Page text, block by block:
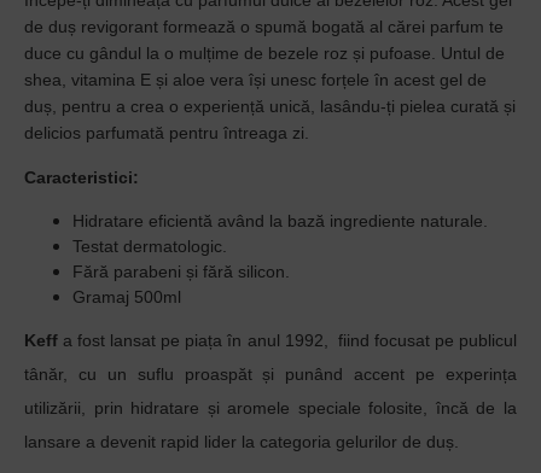
de duș revigorant formează o spumă bogată al cărei parfum te
duce cu gândul la o mulțime de bezele roz și pufoase. Untul de
shea, vitamina E și aloe vera își unesc forțele în acest gel de
duș, pentru a crea o experiență unică, lasându-ți pielea curată și
delicios parfumată pentru întreaga zi.
Caracteristici:
Hidratare eficientă având la bază ingrediente naturale.
Testat dermatologic.
Fără parabeni și fără silicon.
Gramaj 500ml
Keff a fost lansat pe piața în anul 1992, fiind focusat pe publicul
tânăr, cu un suflu proaspăt și punând accent pe experința
utilizării, prin hidratare și aromele speciale folosite, încă de la
lansare a devenit rapid lider la categoria gelurilor de duș.